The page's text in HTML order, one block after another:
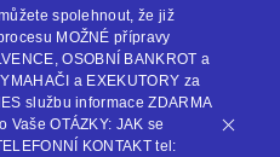
spolehnout, že již
MOŽNÉ přípravy
OSOBNÍ BANKROT a
a EXEKUTORY za
službu informace ZDARMA
Vaše OTÁZKY: JAK se
KONTAKT tel: